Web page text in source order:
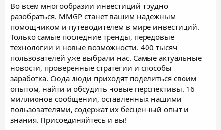
Во всем многообразии инвестиций трудно
разобраться. MMGP станет вашим надежным
помощником и путеводителем в мире инвестиций.
Только самые последние тренды, передовые
технологии и новые возможности. 400 тысяч
пользователей уже выбрали нас. Самые актуальные
новости, проверенные стратегии и способы
заработка. Сюда люди приходят поделиться своим
опытом, найти и обсудить новые перспективы. 16
миллионов сообщений, оставленных нашими
пользователями, содержат их бесценный опыт и
знания. Присоединяйтесь и вы!